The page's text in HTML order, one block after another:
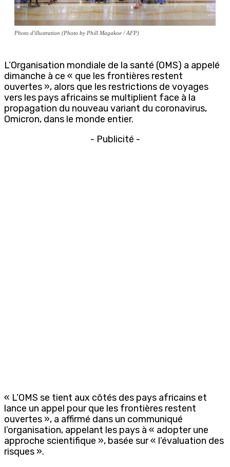
Photo d'illustration (Photo by Phill Magakoe / AFP)
L’Organisation mondiale de la santé (OMS) a appelé
dimanche à ce « que les frontières restent
ouvertes », alors que les restrictions de voyages
vers les pays africains se multiplient face à la
propagation du nouveau variant du coronavirus,
Omicron, dans le monde entier.
- Publicité -
« L’OMS se tient aux côtés des pays africains et
lance un appel pour que les frontières restent
ouvertes », a affirmé dans un communiqué
l’organisation, appelant les pays à « adopter une
approche scientifique », basée sur « l’évaluation des
risques ».